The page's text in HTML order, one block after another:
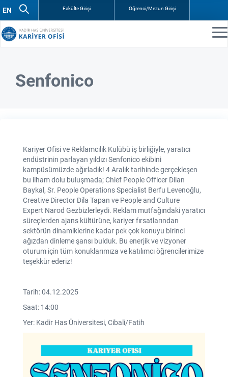
Fakülte Girişi Öğrenci/Mezun Girişi
Senfonico
Kariyer Ofisi ve Reklamcılık Kulübü iş birliğiyle, yaratıcı
endüstrinin parlayan yıldızı Senfonico ekibini
kampüsümüzde ağırladık! 4 Aralık tarihinde gerçekleşen
bu ilham dolu buluşmada; Chief People Officer Dilan
Baykal, Sr. People Operations Specialist Berfu Levenoğlu,
Creative Director Dila Tapan ve People and Culture
Expert Narod Gezbizlerleydi. Reklam mutfağındaki yaratıcı
süreçlerden ajans kültürüne, kariyer fırsatlarından
sektörün dinamiklerine kadar pek çok konuyu birinci
ağızdan dinleme şansı bulduk. Bu enerjik ve vizyoner
oturum için tüm konuklarımıza ve katılımcı öğrencilerimize
teşekkür ederiz!
Tarih: 04.12.2025
Saat: 14:00
Yer: Kadir Has Üniversitesi, Cibali/Fatih